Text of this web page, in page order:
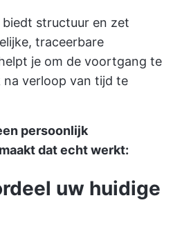
structuur en zet
traceerbare
je om de voortgang te
na verloop van tijd te
persoonlijk
dat echt werkt:
uw huidige